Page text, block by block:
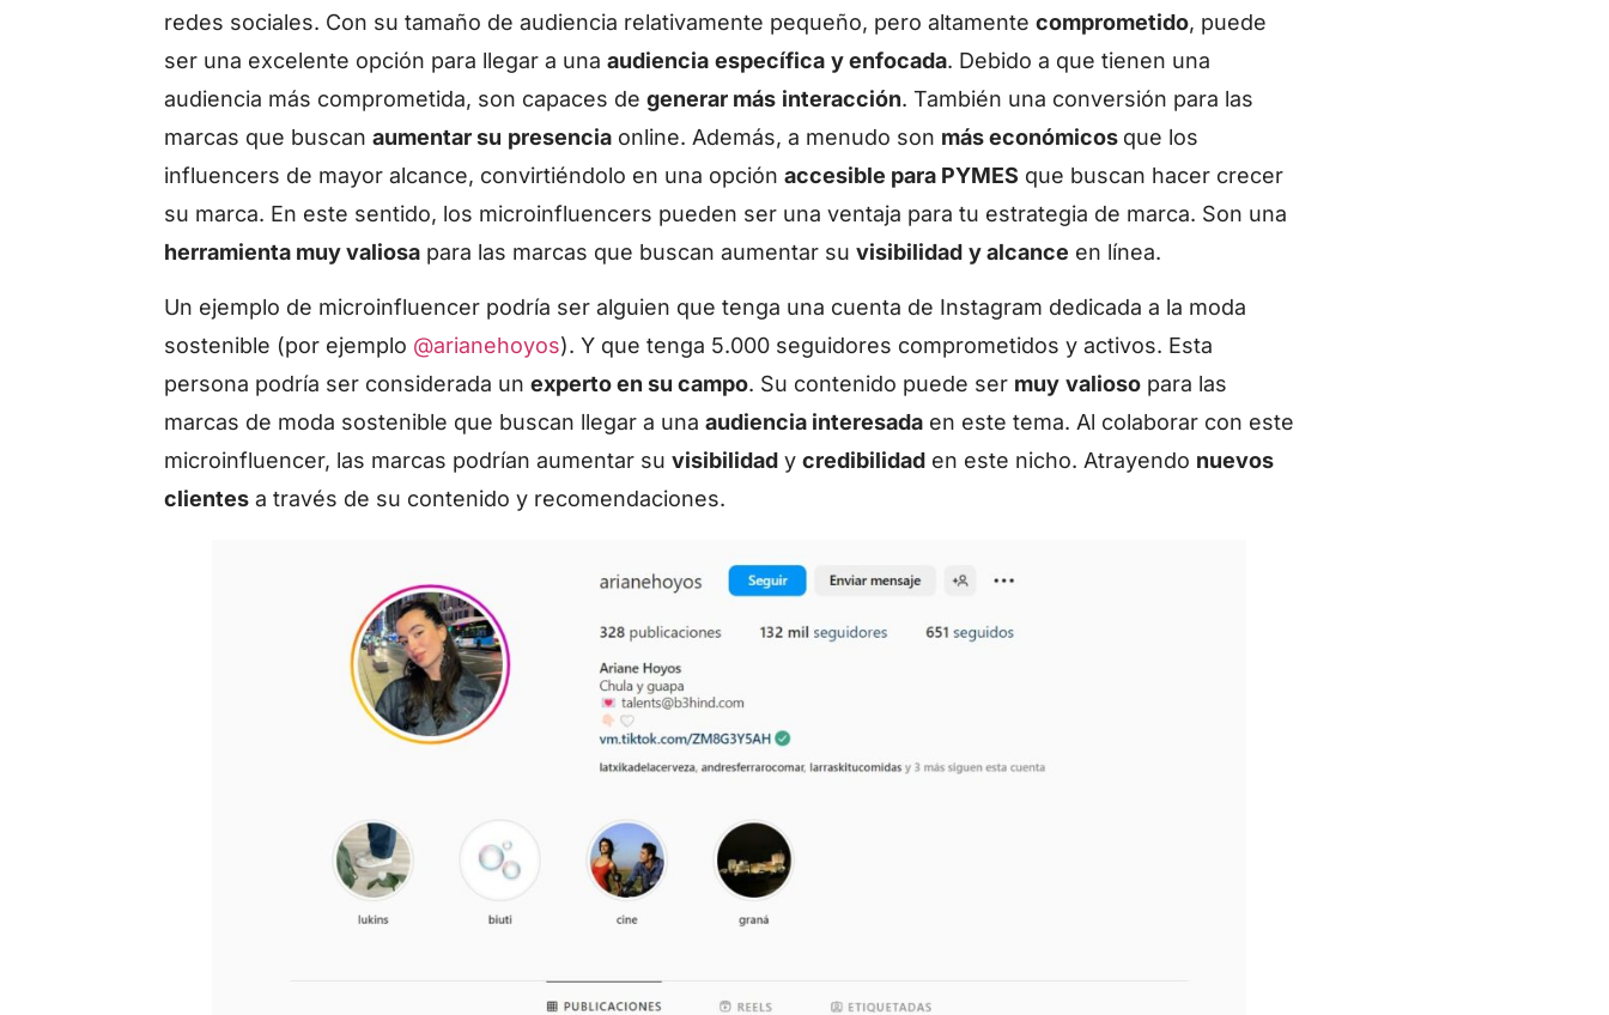
redes sociales. Con su tamaño de audiencia relativamente pequeño, pero altamente comprometido, puede
ser una excelente opción para llegar a una audiencia específica y enfocada. Debido a que tienen una
audiencia más comprometida, son capaces de generar más interacción. También una conversión para las
marcas que buscan aumentar su presenciaonline. Además, a menudo son más económicos que los
influencers de mayor alcance, convirtiéndolo en una opción accesible para PYMES que buscan hacer crecer
su marca. En este sentido, los microinfluencers pueden ser una ventaja para tu estrategia de marca. Son una
herramienta muy valiosapara las marcas que buscan aumentar su visibilidad y alcance en línea.
Un ejemplo de microinfluencer podría ser alguien que tenga una cuenta de Instagram dedicada a la moda
sostenible (por ejemplo @arianehoyos). Y que tenga 5.000 seguidores comprometidos y activos. Esta
persona podría ser considerada un experto en su campo. Su contenido puede ser muy valiosopara las
marcas de moda sostenible que buscan llegar a una audiencia interesadaen este tema. Al colaborar con este
microinfluencer, las marcas podrían aumentar su visibilidady credibilidaden este nicho. Atrayendo nuevos
clientesa través de su contenido y recomendaciones.